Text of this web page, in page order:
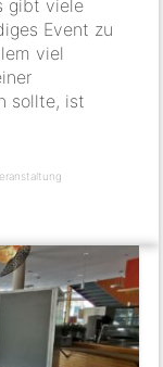
gibt viele
Event zu
viel
sollte, ist